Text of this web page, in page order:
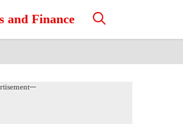
and Finance